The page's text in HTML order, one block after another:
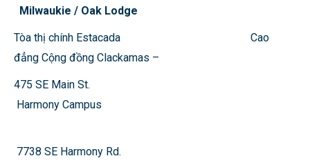
Milwaukie / Oak Lodge
Tòa thị chính Estacada Cao
đẳng Cộng đồng Clackamas –
475 SE Main St.
Harmony Campus
7738 SE Harmony Rd.